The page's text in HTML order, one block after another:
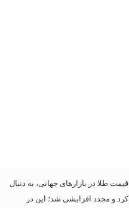
طلا در بازارهای جهانی، به دنبال
و مجدد افزایشی شد؛ این در